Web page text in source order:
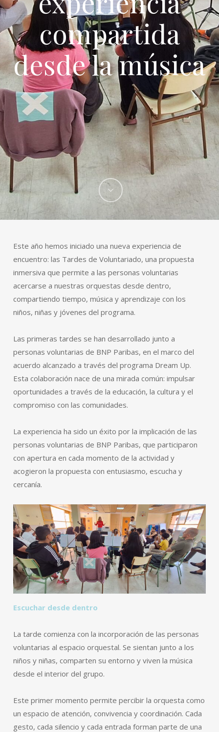
compartida
desde la música
Este año hemos iniciado una nueva experiencia de
encuentro: las Tardes de Voluntariado, una propuesta
inmersiva que permite a las personas voluntarias
acercarse a nuestras orquestas desde dentro,
compartiendo tiempo, música y aprendizaje con los
niños, niñas y jóvenes del programa.
Las primeras tardes se han desarrollado junto a
personas voluntarias de BNP Paribas, en el marco del
acuerdo alcanzado a través del programa Dream Up.
Esta colaboración nace de una mirada común: impulsar
oportunidades a través de la educación, la cultura y el
compromiso con las comunidades.
La experiencia ha sido un éxito por la implicación de las
personas voluntarias de BNP Paribas, que participaron
con apertura en cada momento de la actividad y
acogieron la propuesta con entusiasmo, escucha y
cercanía.
Escuchar desde dentro
La tarde comienza con la incorporación de las personas
voluntarias al espacio orquestal. Se sientan junto a los
niños y niñas, comparten su entorno y viven la música
desde el interior del grupo.
Este primer momento permite percibir la orquesta como
un espacio de atención, convivencia y coordinación. Cada
gesto, cada silencio y cada entrada forman parte de una